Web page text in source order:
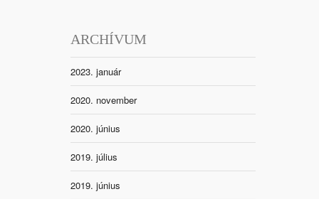
ARCHÍVUM
2023. január
2020. november
2020. június
2019. július
2019. június